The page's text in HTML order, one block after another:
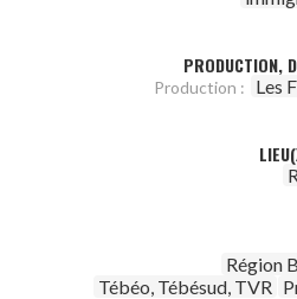
PRODUCTION,
Production : Les
Région
Tébéo, Tébésud, TVR